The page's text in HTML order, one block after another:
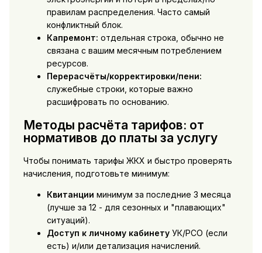
правилам распределения. Часто самый
конфликтный блок.
Капремонт: отдельная строка, обычно не
связана с вашим месячным потреблением
ресурсов.
Перерасчёты/корректировки/пени:
служебные строки, которые важно
расшифровать по основанию.
Методы расчёта тарифов: от
нормативов до платы за услугу
Чтобы понимать тарифы ЖКХ и быстро проверять
начисления, подготовьте минимум:
Квитанции минимум за последние 3 месяца
(лучше за 12 - для сезонных и "плавающих"
ситуаций).
Доступ к личному кабинетуУК/РСО (если
есть) и/или детализация начислений.